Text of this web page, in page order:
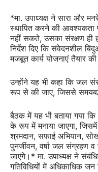
*मा. उपाध्यक्ष ने सारा और
स्थापित करने की आवश्यकता
नहीं सकते, उसका संरक्षण ही
निर्देश दिए कि संवेदनशील
मजबूत कार्य योजनाएं तैयार
उन्होंने यह भी कहा कि जल
रूप से की जाए, जिससे
बैठक में यह भी बताया गया
के रूप में मनाया जाएगा,
श्रमदान, सफाई अभियान,
पुनर्जीवन, वर्षा जल संग्रहण
जाएंगे।* मा. उपाध्यक्ष ने
गतिविधियों में अधिकाधिक जन